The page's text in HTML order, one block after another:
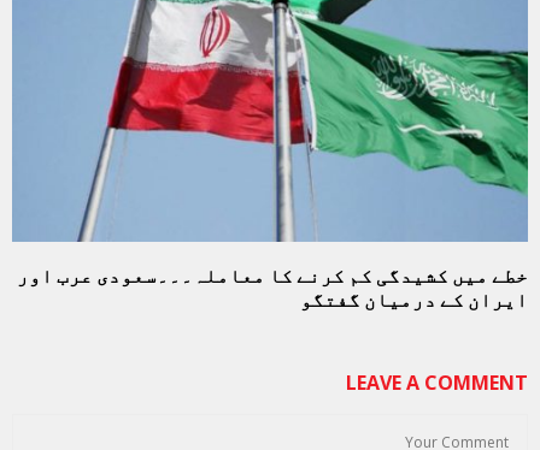
خطے میں کشیدگی کم کرنے کا معاملہ۔۔۔سعودی عرب اور
ایران کے درمیان گفتگو
LEAVE A COMMENT